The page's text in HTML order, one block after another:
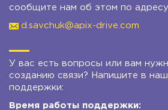
сообщите нам об этом по
d.savchuk@apix-drive.com
У вас есть вопросы или вам
созданию связи? Напишите в
поддержки:
Время работы поддержки: